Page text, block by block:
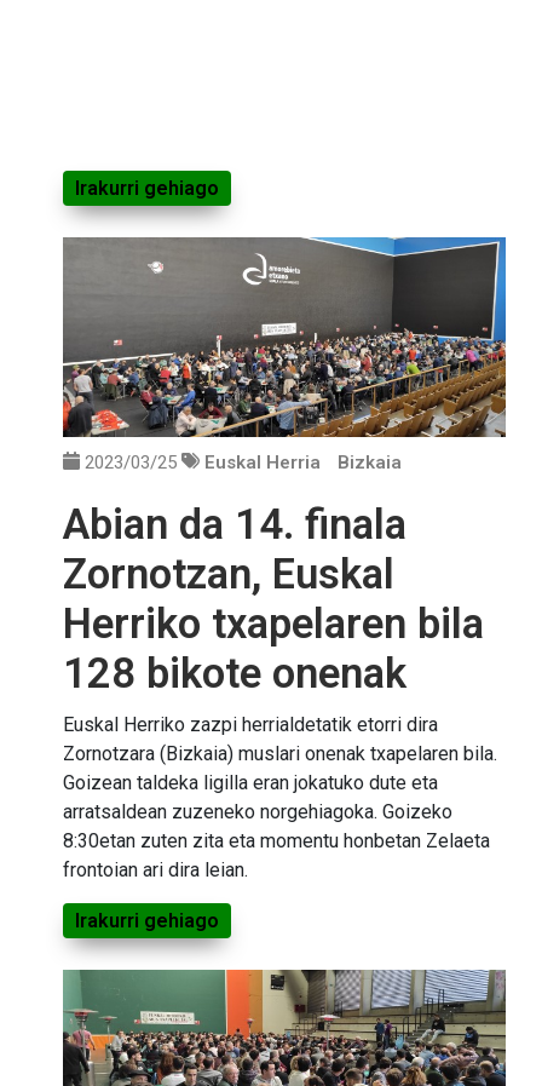
Irakurri gehiago
2023/03/25 Euskal Herria Bizkaia
Abian da 14. finala
Zornotzan, Euskal
Herriko txapelaren bila
128 bikote onenak
Euskal Herriko zazpi herrialdetatik etorri dira
Zornotzara (Bizkaia) muslari onenak txapelaren bila.
Goizean taldeka ligilla eran jokatuko dute eta
arratsaldean zuzeneko norgehiagoka. Goizeko
8:30etan zuten zita eta momentu honbetan Zelaeta
frontoian ari dira leian.
Irakurri gehiago